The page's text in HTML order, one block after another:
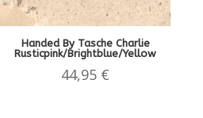
Handed By Tasche Charlie
Rusticpink/Brightblue/Yellow
44,95 €